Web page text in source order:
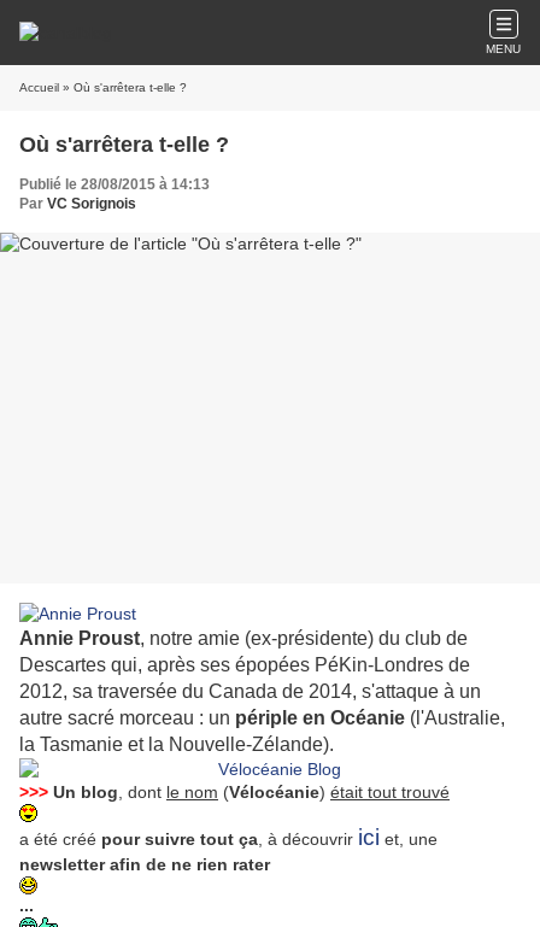
MENU
Accueil » Où s'arrêtera t-elle ?
Où s'arrêtera t-elle ?
Publié le 28/08/2015 à 14:13
Par VC Sorignois
Annie Proust, notre amie (ex-présidente) du club de
Descartes qui, après ses épopées PéKin-Londres de
2012, sa traversée du Canada de 2014, s'attaque à un
autre sacré morceau : un périple en Océanie (l'Australie,
la Tasmanie et la Nouvelle-Zélande).
>>> Un blog , dont le nom (Vélocéanie) était tout trouvé
a été créé pour suivre tout ça , à découvrir ici et, une
newsletter afin de ne rien rater
...